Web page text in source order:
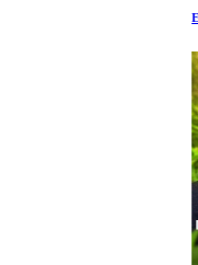
El Mayor Error de Einstein